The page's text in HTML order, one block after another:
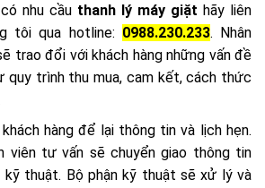
nhu cầu thanh lý máy giặt hãy liên
tôi qua hotline: 0988.230.233. Nhân
trao đổi với khách hàng những vấn đề
quy trình thu mua, cam kết, cách thức
khách hàng để lại thông tin và lịch hẹn.
viên tư vấn sẽ chuyển giao thông tin
kỹ thuật. Bộ phận kỹ thuật sẽ xử lý và